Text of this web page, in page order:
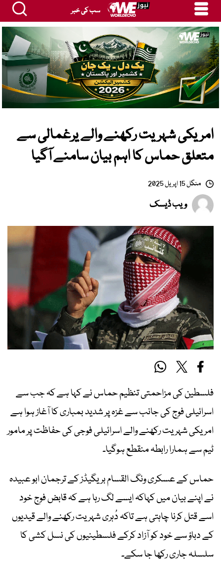
سب کی خبر
امریکی شہریت رکھنے والے یرغمالی سے
متعلق حماس کا اہم بیان سامنے آگیا
منگل 15 اپریل 2025
ویب ڈیسک
فلسطین کی مزاحمتی تنظیم حماس نے کہا ہے کہ جب سے
اسرائیلی فوج کی جانب سے غزہ پر شدید بمباری کا آغاز ہوا ہے
امریکی شہریت رکھنے والے اسرائیلی فوجی کی حفاظت پر مامور
ٹیم سے ہمارا رابطہ منقطع ہوگیا۔
حماس کے عسکری ونگ القسام بریگیڈز کے ترجمان ابو عبیدہ
نے اپنے بیان میں کہاکہ ایسے لگ رہا ہے کہ قابض فوج خود
اسے قتل کرنا چاہتی ہے تاکہ دُہری شہریت رکھنے والے قیدیوں
کے دباؤ سے خود کو آزاد کرکے فلسطینیوں کی نسل کشی کا
سلسلہ جاری رکھا جا سکے۔